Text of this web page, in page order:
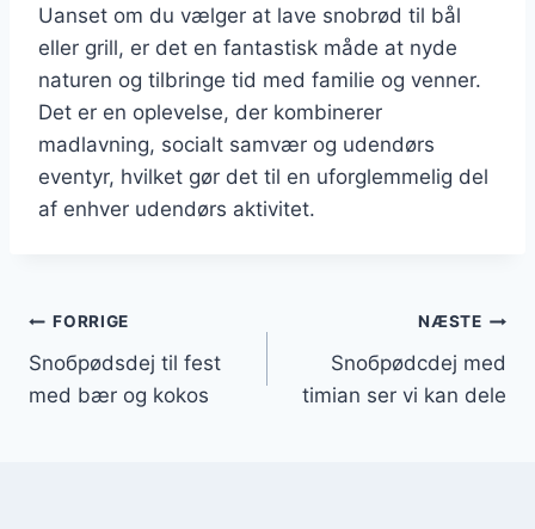
Uanset om du vælger at lave snobrød til bål
eller grill, er det en fantastisk måde at nyde
naturen og tilbringe tid med familie og venner.
Det er en oplevelse, der kombinerer
madlavning, socialt samvær og udendørs
eventyr, hvilket gør det til en uforglemmelig del
af enhver udendørs aktivitet.
Indlægsnavigation
FORRIGE
Snобрødsdej til fest
med bær og kokos
NÆSTE
Snобрødсdeј mеd
tіmіаn sеr vi kan dеlе